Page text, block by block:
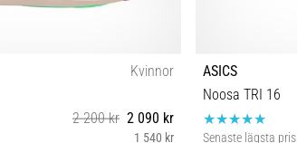
Kvinnor
2 200 kr 2 090 kr
1 540 kr
ASICS
Noosa TRI 16
Senaste lägsta pris